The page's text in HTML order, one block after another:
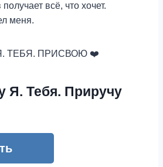
всё, что хочет.
меня.
ТЕБЯ. ПРИСВОЮ ❤️
Я. Тебя. Приручу